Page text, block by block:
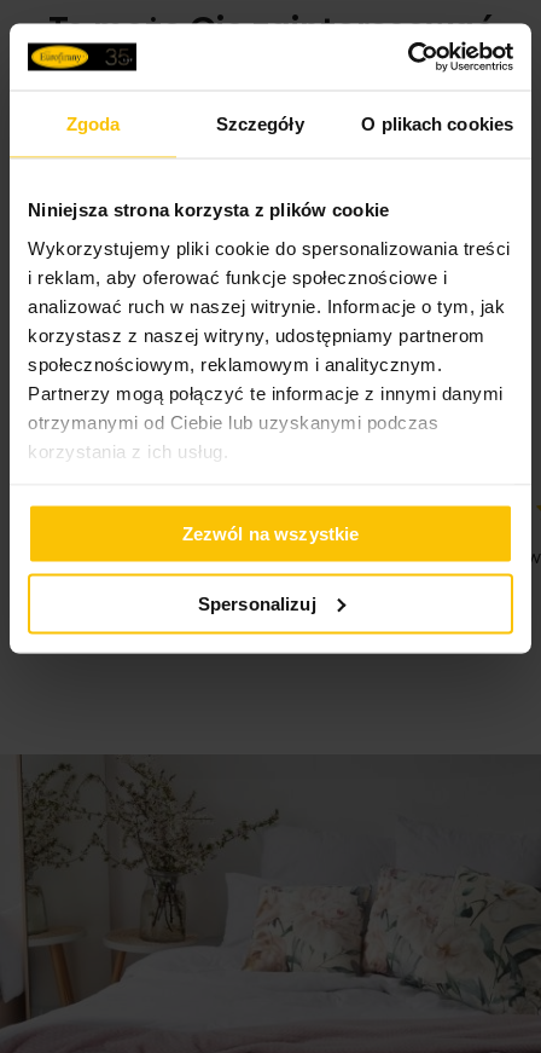
Zgoda Szczegóły O plikach cookies
Niniejsza strona korzysta z plików cookie
Wykorzystujemy pliki cookie do spersonalizowania treści
i reklam, aby oferować funkcje społecznościowe i
analizować ruch w naszej witrynie. Informacje o tym, jak
korzystasz z naszej witryny, udostępniamy partnerom
społecznościowym, reklamowym i analitycznym.
Partnerzy mogą połączyć te informacje z innymi danymi
otrzymanymi od Ciebie lub uzyskanymi podczas
korzystania z ich usług.
Zezwól na wszystkie
Spersonalizuj
Pobierz instrukcję użytkowania i bezpieczeństwa produktu
zmiękczających. Podobne kolory powinny być prane razem. Ręczniki wykonane
ręczników pojawia się pylenie, które jest wynikiem wykruszania się parafiny z
włókien. Nie jest ono wadą produktu. Podczas kolejnych procesów prania i w
się ich puszystość i chłonność.
To może Cię zainteresować
Opinie potwierdzone zakupem
5%
Na podstawie 28319 opinii. Zobacz niektóre opinie
tutaj.
Jestem zadowolona z poziomu usług i
dostawy
Jestem na